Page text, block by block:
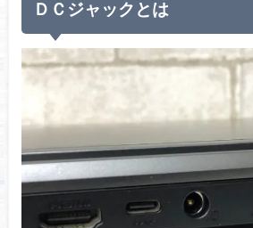
ＤＣジャックとは